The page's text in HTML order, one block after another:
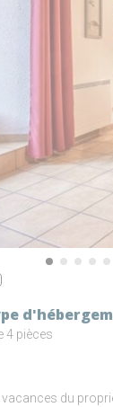
4 pièces
du